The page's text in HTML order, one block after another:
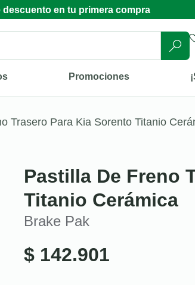
descuento en tu primera compra
Promociones
Trasero Para Kia Sorento Titanio
Pastilla De Freno
Titanio Cerámica
Brake Pak
$ 142.901